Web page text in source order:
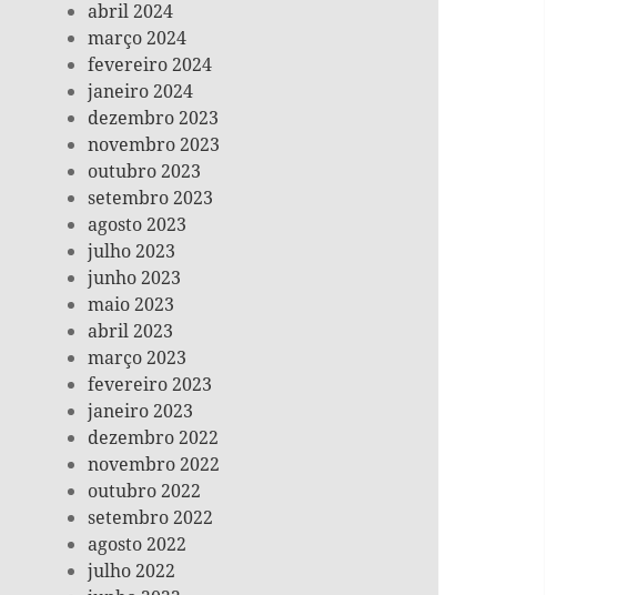
abril 2024
março 2024
fevereiro 2024
janeiro 2024
dezembro 2023
novembro 2023
outubro 2023
setembro 2023
agosto 2023
julho 2023
junho 2023
maio 2023
abril 2023
março 2023
fevereiro 2023
janeiro 2023
dezembro 2022
novembro 2022
outubro 2022
setembro 2022
agosto 2022
julho 2022